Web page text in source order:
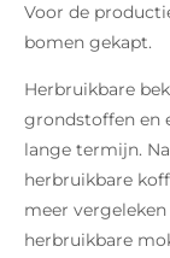
Voor de
bomen gekapt.
Herbruikbare
grondstoffen en
lange termijn.
herbruikbare
meer
herbruikbare